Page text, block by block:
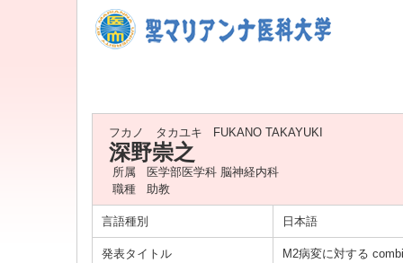
フカノ タカユキ FUKANO TAKAYUKI
深野崇之
所属
医学部医学科 脳神経内科
職種
助教
言語種別 日本語
発表タイトル M2病変に対する